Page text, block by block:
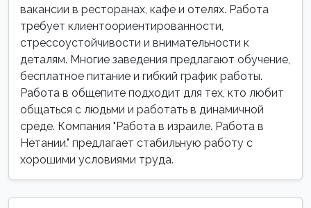
вакансии в ресторанах, кафе и отелях. Работа
требует клиентоориентированности,
стрессоустойчивости и внимательности к
деталям. Многие заведения предлагают обучение,
бесплатное питание и гибкий график работы.
Работа в общепите подходит для тех, кто любит
общаться с людьми и работать в динамичной
среде. Компания "Работа в израиле. Работа в
Нетании." предлагает стабильную работу с
хорошими условиями труда.